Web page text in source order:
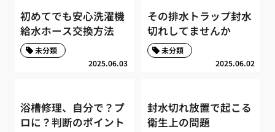
初めてでも安心洗濯機
給水ホース交換方法
2025.06.03
未分類
その排水トラップ封水
切れしてませんか
2025.06.02
未分類
浴槽修理、自分で？プ
ロに？判断のポイント
封水切れ放置で起こる
衛生上の問題